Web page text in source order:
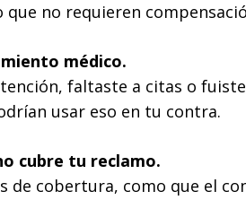
que no requieren
médico.
faltaste a citas o
usar eso en tu contra.
cubre tu reclamo.
de cobertura, como que el